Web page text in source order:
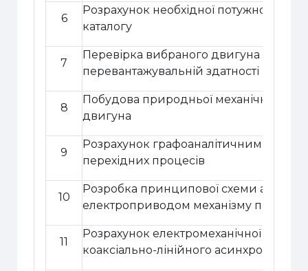
6
Розрахунок необхідної потужності
каталогу
7
Перевірка вибраного двигуна по
перевантажувальній здатності
8
Побудова природньої механічної
двигуна
9
Розрахунок графоаналітичним
перехідних процесів
10
Розробка принципової схеми
електроприводом механізму підйому
11
Розрахунок електромеханічної
коаксіально-лінійного